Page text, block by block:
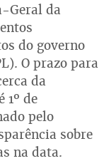
Geral da
do governo
O prazo para
da
1º de
pelo
sobre
na data.